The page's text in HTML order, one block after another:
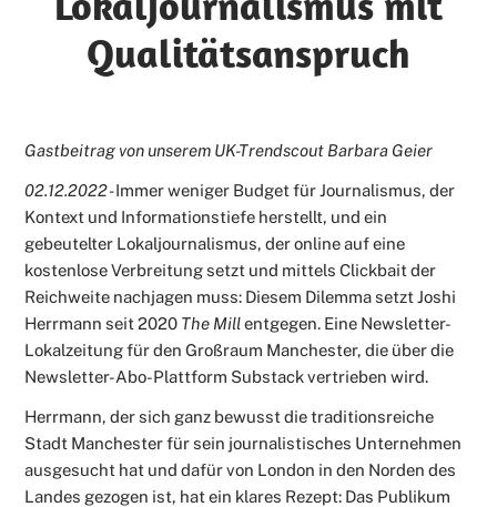
Qualitätsanspruch
Gastbeitrag von unserem UK-Trendscout Barbara Geier
02.12.2022 -Immer weniger Budget für Journalismus, der
Kontext und Informationstiefe herstellt, und ein
gebeutelter Lokaljournalismus, der online auf eine
kostenlose Verbreitung setzt und mittels Clickbait der
Reichweite nachjagen muss: Diesem Dilemma setzt Joshi
Herrmann seit 2020 The Millentgegen. Eine Newsletter-
Lokalzeitung für den Großraum Manchester, die über die
Newsletter-Abo-Plattform Substack vertrieben wird.
Herrmann, der sich ganz bewusst die traditionsreiche
Stadt Manchester für sein journalistisches Unternehmen
ausgesucht hat und dafür von London in den Norden des
Landes gezogen ist, hat ein klares Rezept: Das Publikum